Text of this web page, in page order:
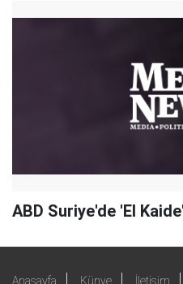
ABD Suriye'de 'El
Anasayfa Künye İletişim